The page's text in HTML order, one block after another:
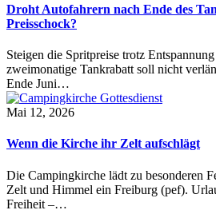
Droht Autofahrern nach Ende des
Preisschock?
Steigen die Spritpreise trotz
zweimonatige Tankrabatt soll nicht
Ende Juni…
Mai 12, 2026
Wenn die Kirche ihr Zelt aufschlägt
Die Campingkirche lädt zu besonderen
Zelt und Himmel ein Freiburg (pef).
Freiheit –…